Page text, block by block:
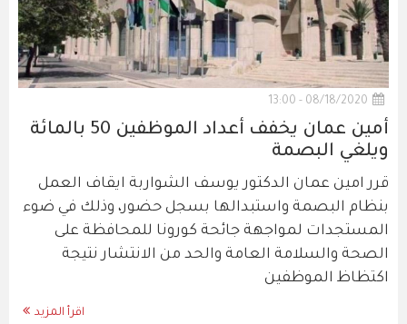
08/18/2020 - 13:00
أمين عمان يخفف أعداد الموظفين 50 بالمائة
ويلغي البصمة
قرر امين عمان الدكتور يوسف الشواربة ايقاف العمل
بنظام البصمة واستبدالها بسجل حضور، وذلك في ضوء
المستجدات لمواجهة جائحة كورونا للمحافظة على
الصحة والسلامة العامة والحد من الانتشار نتيجة
اكتظاظ الموظفين
اقرأ المزيد